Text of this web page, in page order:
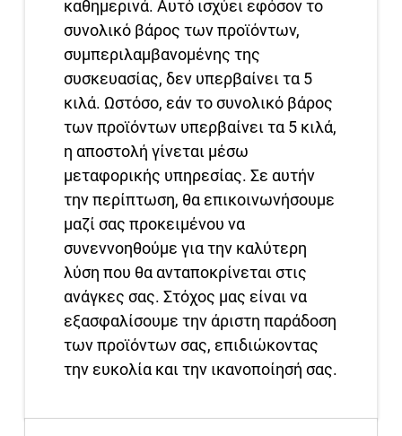
καθημερινά. Αυτό ισχύει εφόσον το
συνολικό βάρος των προϊόντων,
συμπεριλαμβανομένης της
συσκευασίας, δεν υπερβαίνει τα 5
κιλά. Ωστόσο, εάν το συνολικό βάρος
των προϊόντων υπερβαίνει τα 5 κιλά,
η αποστολή γίνεται μέσω
μεταφορικής υπηρεσίας. Σε αυτήν
την περίπτωση, θα επικοινωνήσουμε
μαζί σας προκειμένου να
συνεννοηθούμε για την καλύτερη
λύση που θα ανταποκρίνεται στις
ανάγκες σας. Στόχος μας είναι να
εξασφαλίσουμε την άριστη παράδοση
των προϊόντων σας, επιδιώκοντας
την ευκολία και την ικανοποίησή σας.